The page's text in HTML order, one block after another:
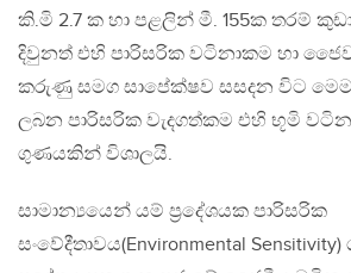
කි.මි 2.7 ක හා පළලින් මී. 155ක තරම්
දිවුනත් එහි පාරිසරික වටිනාකම හා
කරුණු සමග සාපේක්ෂව සසදන විට
ලබන පාරිසරික වැදගත්කම එහි භූමි
ගුණයකින් විශාලයි.
සාමාන්‍යයෙන් යම් ප‍්‍රදේශයක පාරිසරික
සංවේදීතාවය(Environmental